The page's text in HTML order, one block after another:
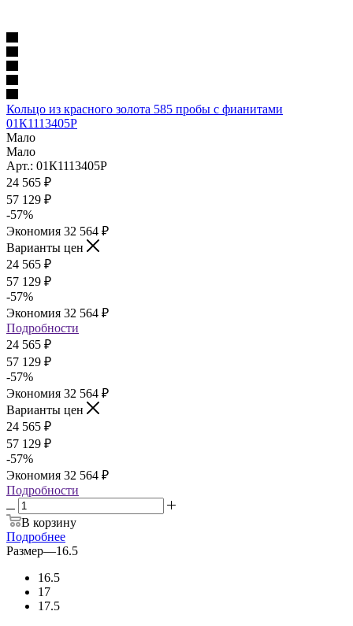
Кольцо из красного золота 585 пробы с фианитами
01К1113405Р
Мало
Мало
Арт.: 01К1113405Р
24 565 ₽
57 129 ₽
-57%
Экономия 32 564 ₽
Варианты цен
24 565 ₽
57 129 ₽
-57%
Экономия 32 564 ₽
Подробности
24 565 ₽
57 129 ₽
-57%
Экономия 32 564 ₽
Варианты цен
24 565 ₽
57 129 ₽
-57%
Экономия 32 564 ₽
Подробности
В корзину
Подробнее
Размер—16.5
16.5
17
17.5